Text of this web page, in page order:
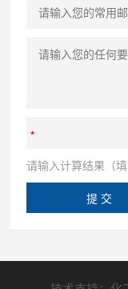
请输入计算结果（